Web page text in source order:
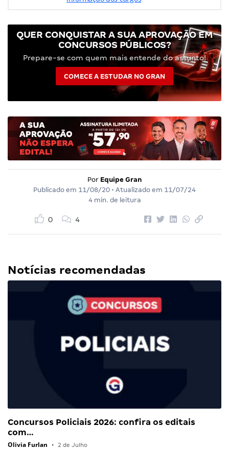
QUER CONQUISTAR A SUA APROVAÇÃO EM
CONCURSOS PÚBLICOS?
Prepare-se com quem mais entende do assunto!
COMECE A ESTUDAR NO GRAN
Por Equipe Gran
Publicado em 11/08/20 • Atualizado em 11/07/24
4 min. de leitura
0 4
Notícias recomendadas
Concursos Policiais 2026: confira os editais
com…
Olivia Furlan • 2 de Julho